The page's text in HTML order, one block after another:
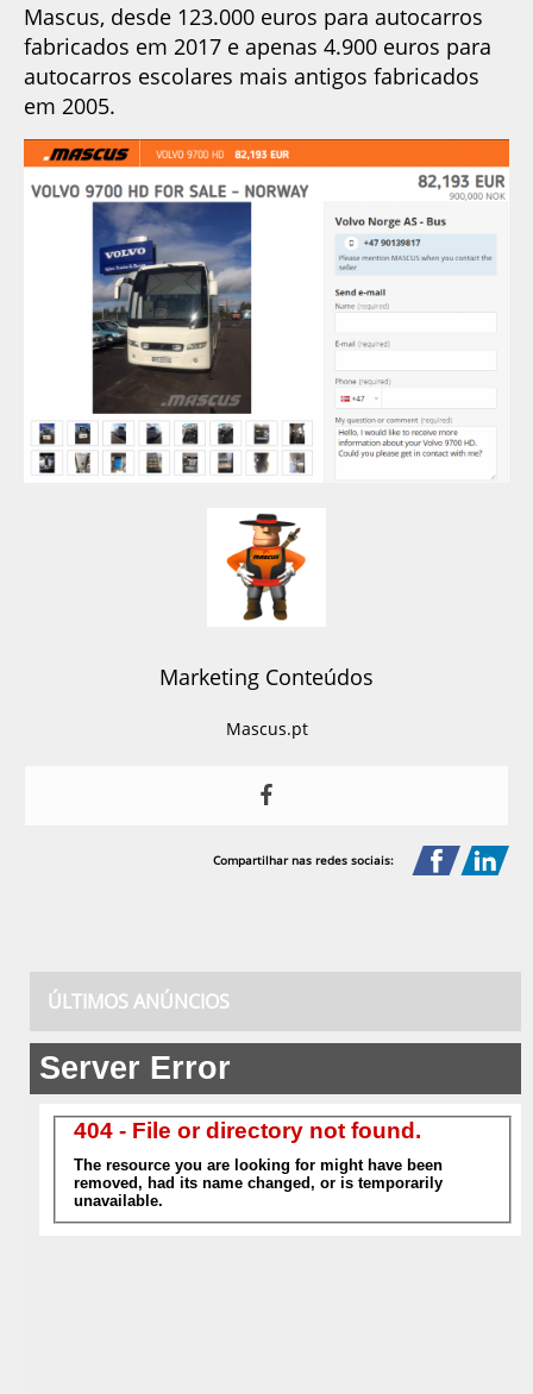
Mascus, desde 123.000 euros para autocarros
fabricados em 2017 e apenas 4.900 euros para
autocarros escolares mais antigos fabricados
em 2005.
Marketing Conteúdos
Mascus.pt
Compartilhar nas redes sociais:
ÚLTIMOS ANÚNCIOS